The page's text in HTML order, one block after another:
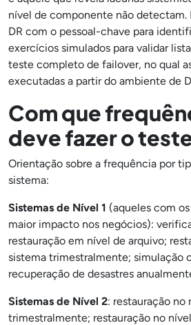
nível de componente não detectam.
DR com o pessoal-chave para
exercícios simulados para validar
teste completo de failover, no qual
executadas a partir do ambiente de
Com que
deve fazer o
Orientação sobre a frequência por
sistema:
Sistemas de Nível 1 (aqueles com
maior impacto nos negócios):
restauração em nível de arquivo;
sistema trimestralmente; simulação
recuperação de desastres
Sistemas de Nível 2: restauração no
trimestralmente; restauração no